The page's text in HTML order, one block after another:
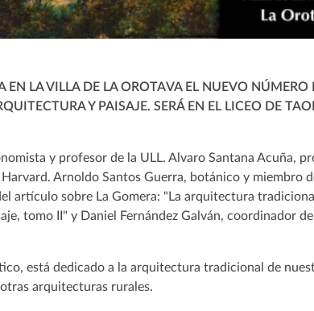
EN LA VILLA DE LA OROTAVA EL NUEVO NÚMERO
Y PAISAJE. SERÁ EN EL LICEO DE
y profesor de la ULL. Alvaro Santana Acuña,
Arnoldo Santos Guerra, botánico y miembro
artículo sobre La Gomera: "La arquitectura
tomo II" y Daniel Fernández Galván, coordinador
está dedicado a la arquitectura tradicional de
arquitecturas rurales.